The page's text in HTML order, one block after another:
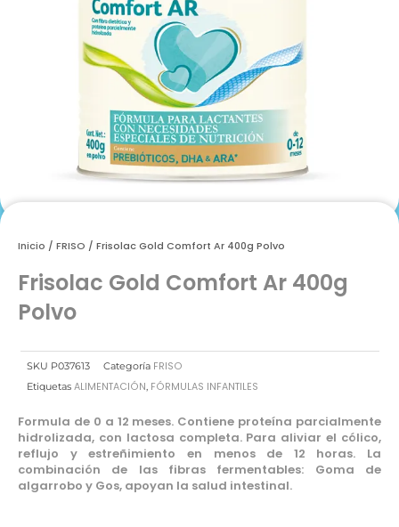
Inicio / FRISO / Frisolac Gold Comfort Ar 400g Polvo
Frisolac Gold Comfort Ar 400g
Polvo
SKU P037613 Categoría FRISO
Etiquetas ALIMENTACIÓN, FÓRMULAS INFANTILES
Formula de 0 a 12 meses. Contiene proteína parcialmente
hidrolizada, con lactosa completa. Para aliviar el cólico,
reflujo y estreñimiento en menos de 12 horas. La
combinación de las fibras fermentables: Goma de
algarrobo y Gos, apoyan la salud intestinal.